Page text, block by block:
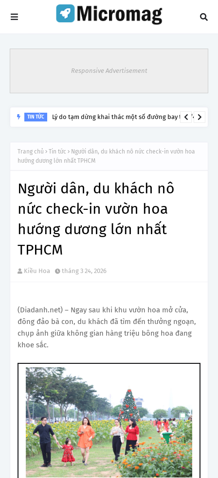
Responsive Advertisement
TIN TỨC Lý do tạm dừng khai thác một số đường bay từ 1/4
Trang chủ Tin tức
Người dân, du khách nô nức check-in vườn hoa
hướng dương lớn nhất TPHCM
Người dân, du khách nô
nức check-in vườn hoa
hướng dương lớn nhất
TPHCM
Kiều Hoa tháng 3 24, 2026
(Diadanh.net) – Ngay sau khi khu vườn hoa mở cửa,
đông đảo bà con, du khách đã tìm đến thưởng ngoạn,
chụp ảnh giữa không gian hàng triệu bông hoa đang
khoe sắc.